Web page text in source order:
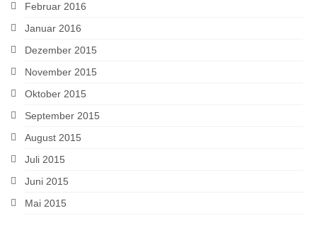
Februar 2016
Januar 2016
Dezember 2015
November 2015
Oktober 2015
September 2015
August 2015
Juli 2015
Juni 2015
Mai 2015